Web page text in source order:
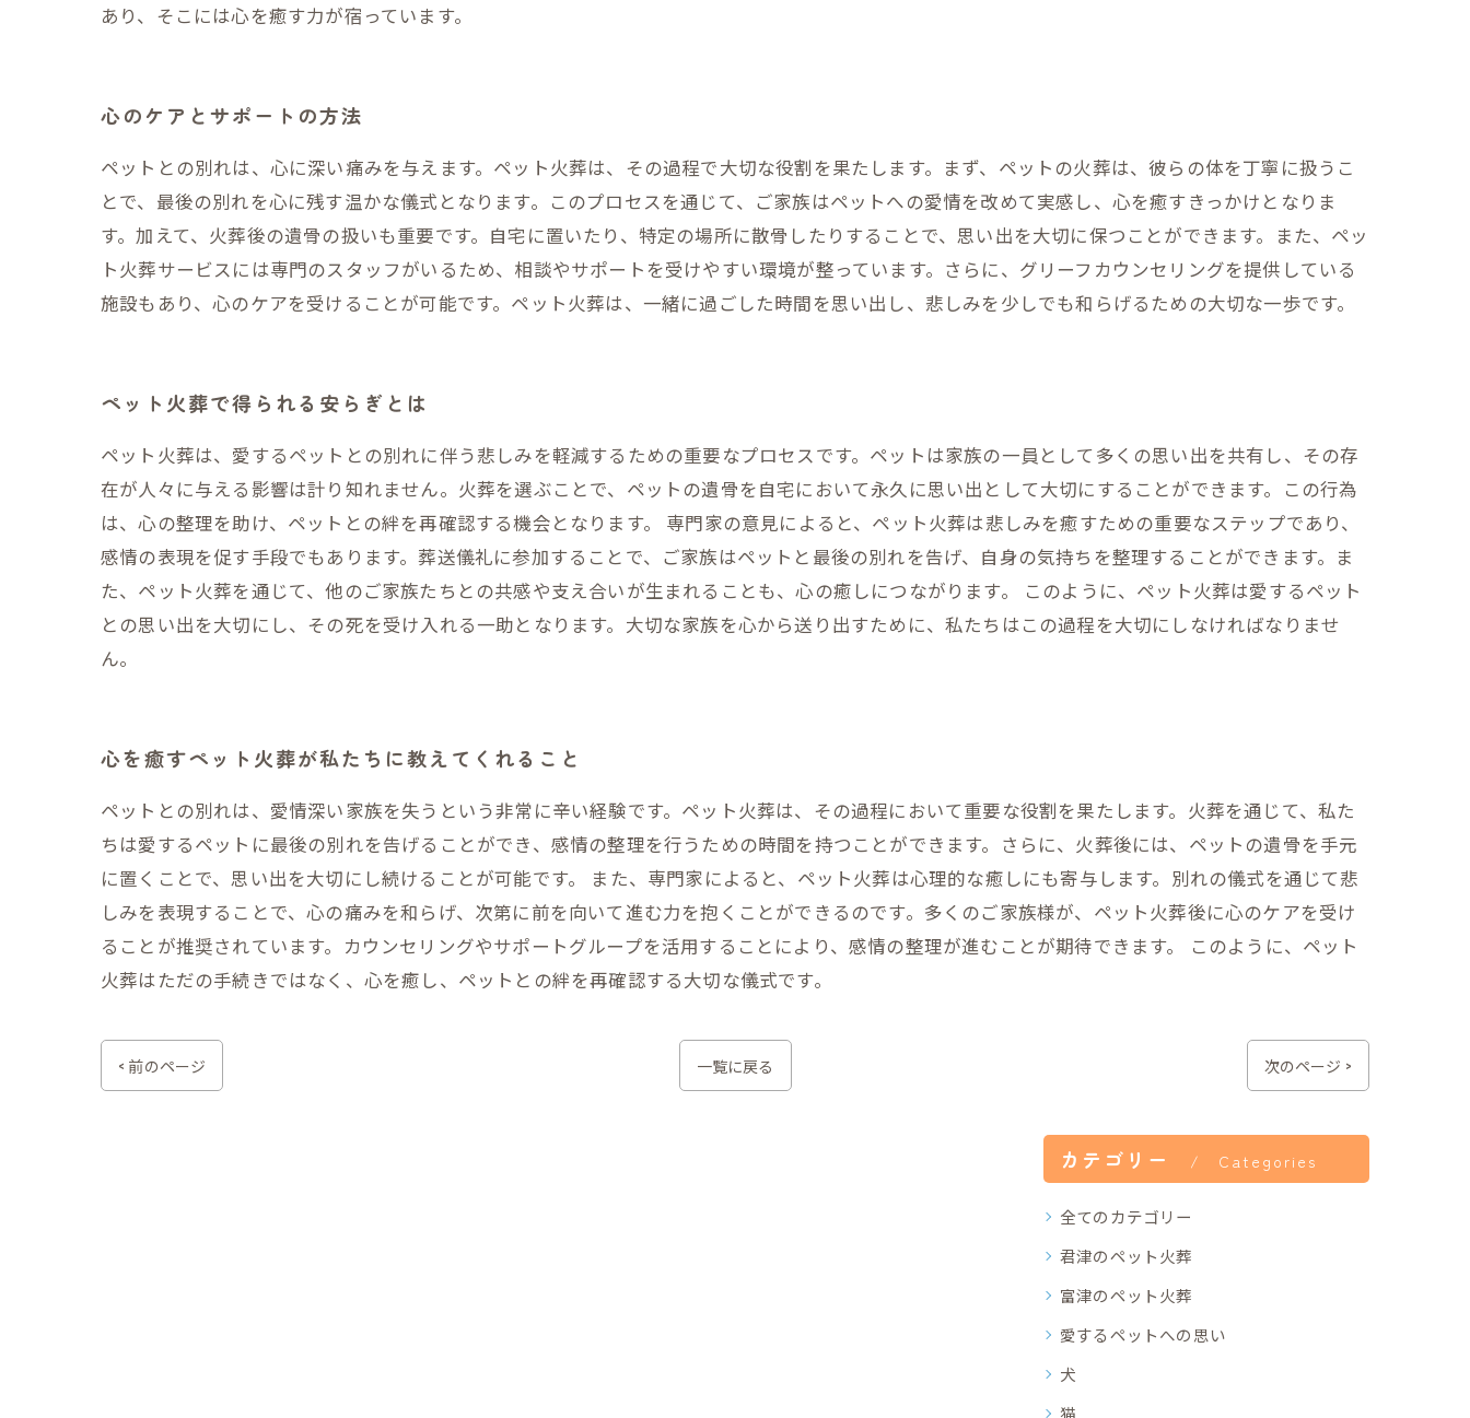
あり、そこには心を癒す力が宿っています。
心のケアとサポートの方法
ペットとの別れは、心に深い痛みを与えます。ペット火葬は、その過程で大切な役割を果たします。まず、ペットの火葬は、彼らの体を丁寧に扱うこ
とで、最後の別れを心に残す温かな儀式となります。このプロセスを通じて、ご家族はペットへの愛情を改めて実感し、心を癒すきっかけとなりま
す。加えて、火葬後の遺骨の扱いも重要です。自宅に置いたり、特定の場所に散骨したりすることで、思い出を大切に保つことができます。また、ペッ
ト火葬サービスには専門のスタッフがいるため、相談やサポートを受けやすい環境が整っています。さらに、グリーフカウンセリングを提供している
施設もあり、心のケアを受けることが可能です。ペット火葬は、一緒に過ごした時間を思い出し、悲しみを少しでも和らげるための大切な一歩です。
ペット火葬で得られる安らぎとは
ペット火葬は、愛するペットとの別れに伴う悲しみを軽減するための重要なプロセスです。ペットは家族の一員として多くの思い出を共有し、その存
在が人々に与える影響は計り知れません。火葬を選ぶことで、ペットの遺骨を自宅において永久に思い出として大切にすることができます。この行為
は、心の整理を助け、ペットとの絆を再確認する機会となります。 専門家の意見によると、ペット火葬は悲しみを癒すための重要なステップであり、
感情の表現を促す手段でもあります。葬送儀礼に参加することで、ご家族はペットと最後の別れを告げ、自身の気持ちを整理することができます。ま
た、ペット火葬を通じて、他のご家族たちとの共感や支え合いが生まれることも、心の癒しにつながります。 このように、ペット火葬は愛するペット
との思い出を大切にし、その死を受け入れる一助となります。大切な家族を心から送り出すために、私たちはこの過程を大切にしなければなりませ
ん。
心を癒すペット火葬が私たちに教えてくれること
ペットとの別れは、愛情深い家族を失うという非常に辛い経験です。ペット火葬は、その過程において重要な役割を果たします。火葬を通じて、私た
ちは愛するペットに最後の別れを告げることができ、感情の整理を行うための時間を持つことができます。さらに、火葬後には、ペットの遺骨を手元
に置くことで、思い出を大切にし続けることが可能です。 また、専門家によると、ペット火葬は心理的な癒しにも寄与します。別れの儀式を通じて悲
しみを表現することで、心の痛みを和らげ、次第に前を向いて進む力を抱くことができるのです。多くのご家族様が、ペット火葬後に心のケアを受け
ることが推奨されています。カウンセリングやサポートグループを活用することにより、感情の整理が進むことが期待できます。 このように、ペット
火葬はただの手続きではなく、心を癒し、ペットとの絆を再確認する大切な儀式です。
< 前のページ 一覧に戻る 次のページ >
カテゴリー Categories
全てのカテゴリー
君津のペット火葬
富津のペット火葬
愛するペットへの思い
犬
猫